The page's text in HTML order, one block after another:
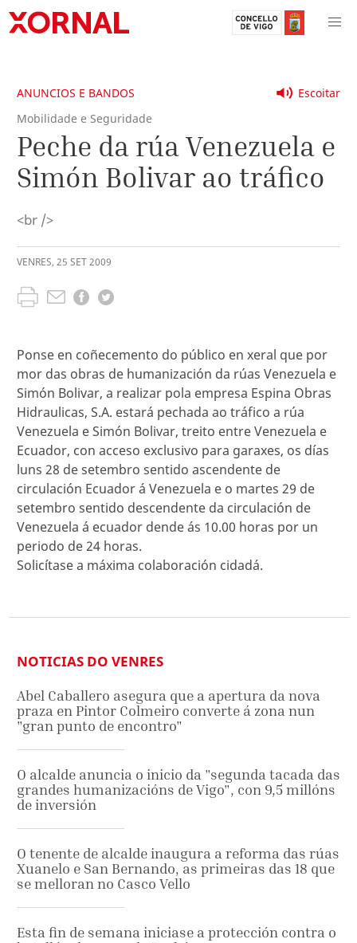
Escoitar
ANUNCIOS E BANDOS
Mobilidade e Seguridade
Peche da rúa Venezuela e
Simón Bolivar ao tráfico
<br />
VENRES, 25 SET2009
Ponse en coñecemento do público en xeral que por
mor das obras de humanización da rúas Venezuela e
Simón Bolivar, a realizar pola empresa Espina Obras
Hidraulicas, S.A. estará pechada ao tráfico a rúa
Venezuela e Simón Bolivar, treito entre Venezuela e
Ecuador, con acceso exclusivo para garaxes, os días
luns 28 de setembro sentido ascendente de
circulación Ecuador á Venezuela e o martes 29 de
setembro sentido descendente da circulación de
Venezuela á ecuador dende ás 10.00 horas por un
periodo de 24 horas.
Solicítase a máxima colaboración cidadá.
NOTICIAS DO VENRES
Abel Caballero asegura que a apertura da nova
praza en Pintor Colmeiro converte á zona nun
"gran punto de encontro"
O alcalde anuncia o inicio da "segunda tacada das
grandes humanizacións de Vigo", con 9,5 millóns
de inversión
O tenente de alcalde inaugura a reforma das rúas
Xuanelo e San Bernando, as primeiras das 18 que
se melloran no Casco Vello
Esta fin de semana iniciase a protección contra o